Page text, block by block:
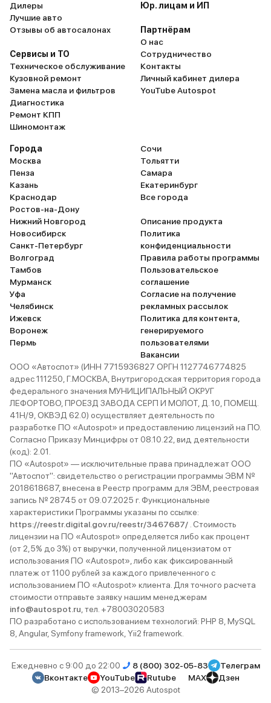
вполне
отбегать
сделана
то всё
от Shelby,
очень
то... Для
мостом,
понять
для
Клиренс
думаю где-
92-й, но
веселее,
желать
ребята
За 1.5
мною км.
Дилеры
Лучшие авто
Отзывы об автосалонах
Сервисы и ТО
Техническое обслуживание
Кузовной ремонт
Замена масла и фильтров
Диагностика
Ремонт КПП
Шиномонтаж
Юр. лицам и ИП
Партнёрам
О нас
Сотрудничество
Контакты
Личный кабинет дилера
YouTube Autospot
Города
Москва
Пенза
Казань
Краснодар
Ростов-на-Дону
Нижний Новгород
Новосибирск
Санкт-Петербург
Волгоград
Тамбов
Мурманск
Уфа
Челябинск
Ижевск
Воронеж
Пермь
Сочи
Тольятти
Самара
Екатеринбург
Все города
Описание продукта
Политика
конфиденциальности
Правила работы программы
Пользовательское
соглашение
Согласие на получение
рекламных рассылок
Политика для контента,
генерируемого
пользователями
Вакансии
ООО «Автоспот» (ИНН 7715936827 ОРГН 1127746774825
адрес 111250, Г.МОСКВА, Внутригородская территория города
федерального значения МУНИЦИПАЛЬНЫЙ ОКРУГ
ЛЕФОРТОВО, ПРОЕЗД ЗАВОДА СЕРП И МОЛОТ, Д. 10, ПОМЕЩ.
41Н/9, ОКВЭД 62.0) осуществляет деятельность по
разработке ПО «Autospot» и предоставлению лицензий на ПО.
Согласно Приказу Минцифры от 08.10.22, вид деятельности
(код): 2.01.
ПО «Autospot» — исключительные права принадлежат ООО
"Автоспот": свидетельство о регистрации программы ЭВМ №
2018618687, внесена в Реестр программ для ЭВМ, реестровая
запись № 28745 от 09.07.2025 г. Функциональные
характеристики Программы указаны по ссылке:
https://reestr.digital.gov.ru/reestr/3467687/ . Стоимость
лицензии на ПО «Autospot» определяется либо как процент
(от 2,5% до 3%) от выручки, полученной лицензиатом от
использования ПО «Autospot», либо как фиксированный
платеж от 1100 рублей за каждого привлеченного с
использованием ПО «Autospot» клиента. Для точного расчета
стоимости отправьте заявку нашим менеджерам
info@autospot.ru , тел. +78003020583
ПО разработано с использованием технологий: PHP 8, MySQL
8, Angular, Symfony framework, Yii2 framework.
Ежедневно с 9:00 до 22:00 8 (800) 302-05-83
Телеграм
Вконтакте
YouTube Rutube MAX
Дзен
© 2013–2026 Autospot